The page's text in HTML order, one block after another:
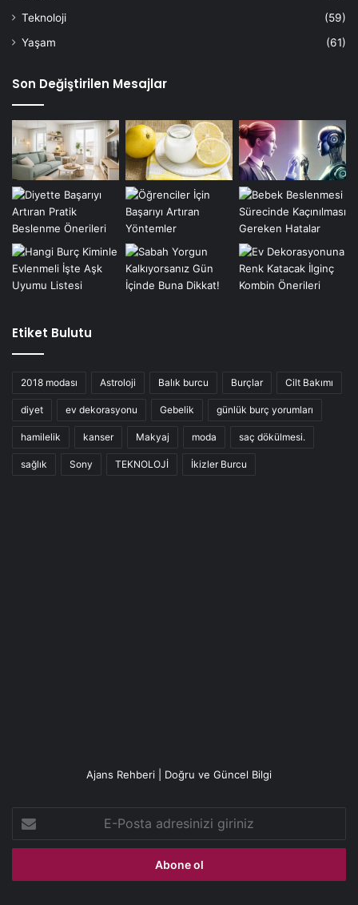
Teknoloji
(59)
Yaşam
(61)
Son Değiştirilen Mesajlar
Etiket Bulutu
2018 modası Astroloji Balık burcu Burçlar Cilt Bakımı
diyet ev dekorasyonu Gebelik günlük burç yorumları
hamilelik kanser Makyaj moda saç dökülmesi.
sağlık Sony TEKNOLOJİ İkizler Burcu
Ajans Rehberi | Doğru ve Güncel Bilgi
Posta
adresinizi